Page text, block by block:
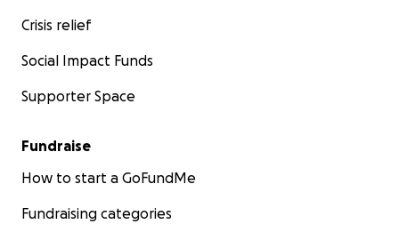
Crisis relief
Social Impact Funds
Supporter Space
Fundraise
How to start a GoFundMe
Fundraising categories